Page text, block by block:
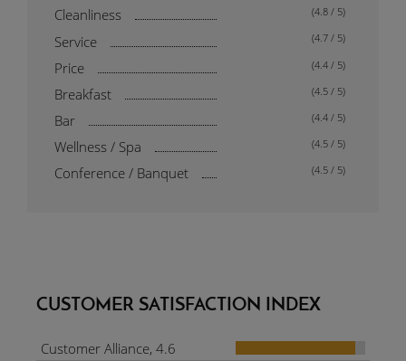
Cleanliness (4.8 / 5)
Service (4.7 / 5)
Price (4.4 / 5)
Breakfast (4.5 / 5)
Bar (4.4 / 5)
Wellness / Spa (4.5 / 5)
Conference / Banquet (4.5 / 5)
CUSTOMER SATISFACTION INDEX
Customer Alliance, 4.6